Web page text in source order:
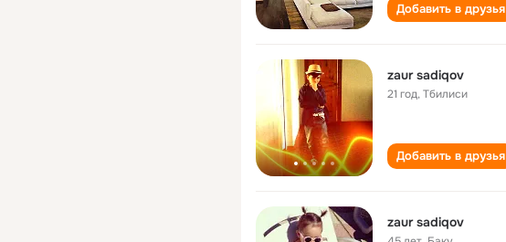
Добавить в друзья
zaur sadiqov
21 год,Тбилиси
Добавить в друзья
zaur sadiqov